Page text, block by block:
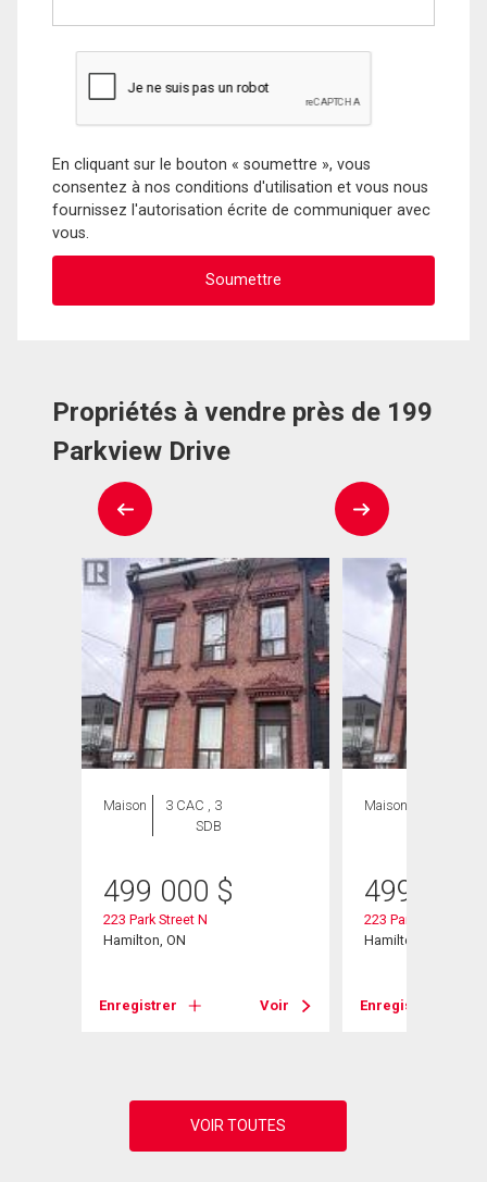
En cliquant sur le bouton « soumettre », vous
consentez à nos conditions d'utilisation et vous nous
fournissez l'autorisation écrite de communiquer avec
vous.
Propriétés à vendre près de 199
Parkview Drive
Maison
3 CAC , 3
SDB
499 000 $
223 Park Street N
Hamilton, ON
Enregistrer Voir
Maison
499 000
223 Park Street N
Hamilton, ON
Enregistrer